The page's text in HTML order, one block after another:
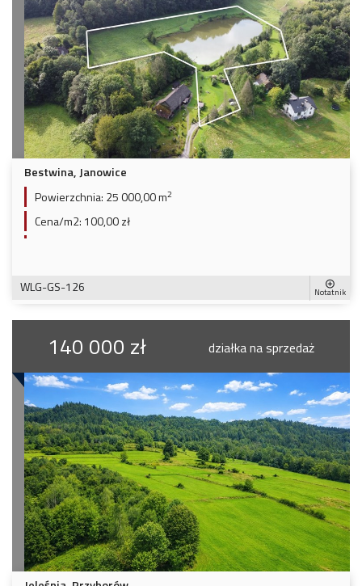
Bestwina, Janowice
Powierzchnia: 25 000,00 m2
Cena/m2: 100,00 zł
WLG-GS-126 Notatnik
140 000 zł działka na sprzedaż